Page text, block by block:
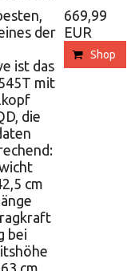
der
ist das
mit
die
cm
bei
669,99
EUR
Shop